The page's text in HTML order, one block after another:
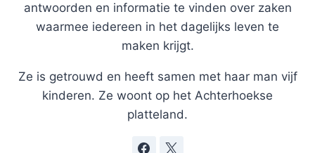
antwoorden en informatie te vinden over zaken
waarmee iedereen in het dagelijks leven te
maken krijgt.
Ze is getrouwd en heeft samen met haar man vijf
kinderen. Ze woont op het Achterhoekse
platteland.